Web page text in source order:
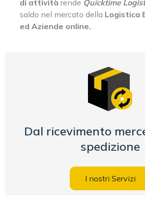
di attività rende Quicktime
saldo nel mercato della Logistica
ed Aziende online.
Dal ricevimento
spedizione
I nostri Servizi